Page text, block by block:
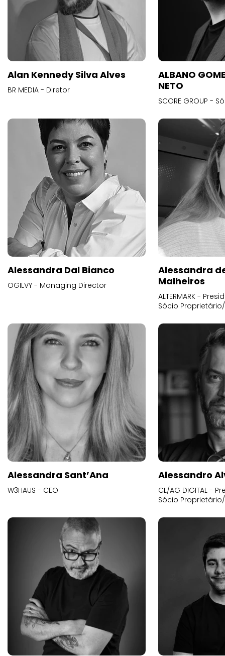
Alan Kennedy Silva Alves
BR MEDIA - Diretor
ALBANO
NETO
SCORE GROUP -
Alessandra Dal Bianco
OGILVY - Managing Director
Alessandra
Malheiros
ALTERMARK -
Sócio
Alessandra Sant’Ana
W3HAUS - CEO
Alessandro
CL/AG DIGITAL -
Sócio